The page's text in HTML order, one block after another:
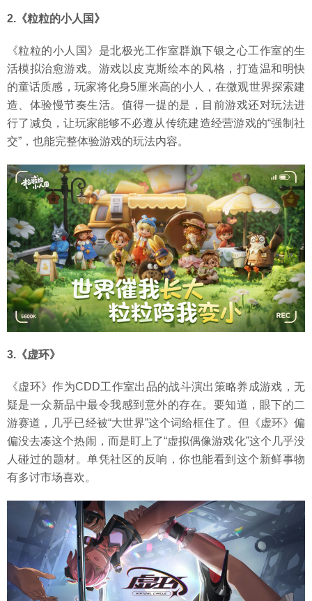
2.《粒粒的小人国》
《粒粒的小人国》是北极光工作室群旗下银之心工作室的生
活模拟治愈游戏。游戏以皮克斯绘本的风格，打造温和明快
的童话质感，玩家将化身5厘米高的小人，在微观世界探索建
造、体验慢节奏生活。值得一提的是，目前游戏还对玩法进
行了减负，让玩家能够不必遵从传统建造经营游戏的“强制社
交”，也能完整体验游戏的玩法内容。
3.《虚环》
《虚环》作为CDD工作室出品的战斗演出策略养成游戏，无
疑是一众新品中最令我感到意外的存在。要知道，眼下的二
游赛道，几乎已经被“大世界”这个词给框住了。但《虚环》偏
偏没去凑这个热闹，而是盯上了“虚拟偶像游戏化”这个几乎没
人碰过的题材。单凭社区的反响，你也能看到这个新鲜事物
有多讨市场喜欢。